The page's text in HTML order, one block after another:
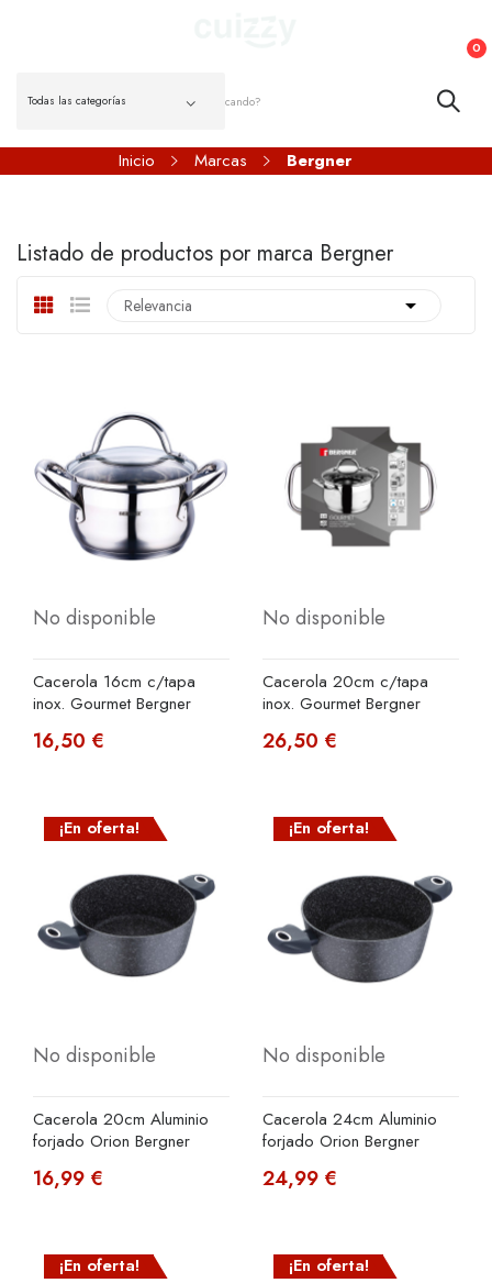
0
Inicio Marcas Bergner
Listado de productos por marca Bergner
Relevancia 
No disponible
Cacerola 16cm c/tapa
inox. Gourmet Bergner
16,50 €
No disponible
Cacerola 20cm c/tapa
inox. Gourmet Bergner
26,50 €
¡En oferta!
No disponible
Cacerola 20cm Aluminio
forjado Orion Bergner
16,99 €
¡En oferta!
No disponible
Cacerola 24cm Aluminio
forjado Orion Bergner
24,99 €
¡En oferta! ¡En oferta!